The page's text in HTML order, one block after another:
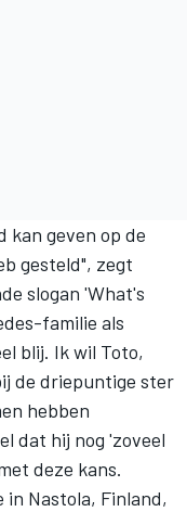
kan geven op de
gesteld", zegt
slogan 'What's
familie als
blij. Ik wil Toto,
de driepuntige ster
hebben
dat hij nog 'zoveel
deze kans.
in Nastola, Finland,